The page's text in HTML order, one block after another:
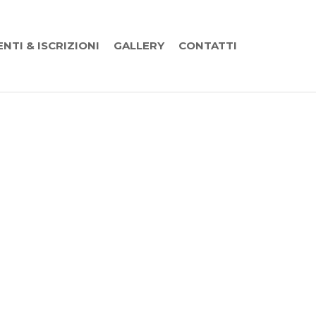
& ISCRIZIONI GALLERY CONTATTI